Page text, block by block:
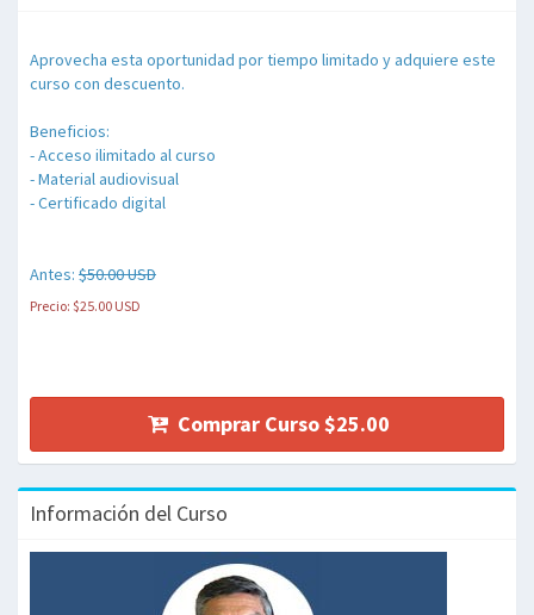
Aprovecha esta oportunidad por tiempo limitado y adquiere este
curso con descuento.
Beneficios:
- Acceso ilimitado al curso
- Material audiovisual
- Certificado digital
Antes: $50.00 USD
Precio: $25.00 USD
Comprar Curso $25.00
Información del Curso